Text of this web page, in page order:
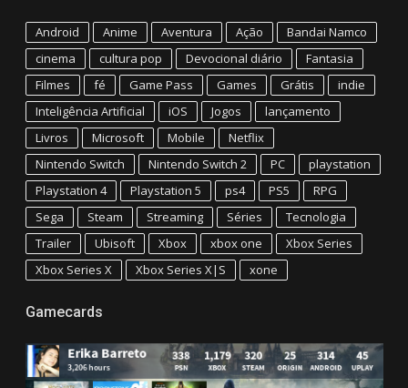
Android Anime Aventura Ação
Bandai Namco
cinema
cultura pop Devocional diário
Fantasia
Filmes
fé Game Pass Games Grátis
indie
Inteligência Artificial
iOS Jogos
lançamento
Livros
Microsoft Mobile
Netflix
Nintendo Switch
Nintendo Switch 2 PC
playstation
Playstation 4
Playstation 5 ps4 PS5
RPG
Sega
Steam Streaming Séries
Tecnologia
Trailer
Ubisoft Xbox xbox one
Xbox Series
Xbox Series X
Xbox Series X|S xone
Gamecards